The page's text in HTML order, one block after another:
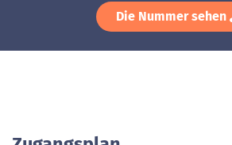
Die Nummer sehen